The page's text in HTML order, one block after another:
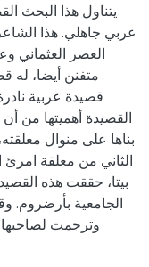
يتناول هذا البحث
عربي جاهلي. هذا
العصر العثماني
متفنن أيضا، له
قصيدة عربية
القصيدة أهميتها من
بناها على منوال
الثاني من معلقة
بيتا، حققت هذه
الجامعية بأرضروم.
وترجمت